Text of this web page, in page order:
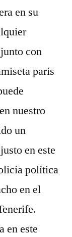
en su
con
paris
nuestro
un
en este
política
en el
en este